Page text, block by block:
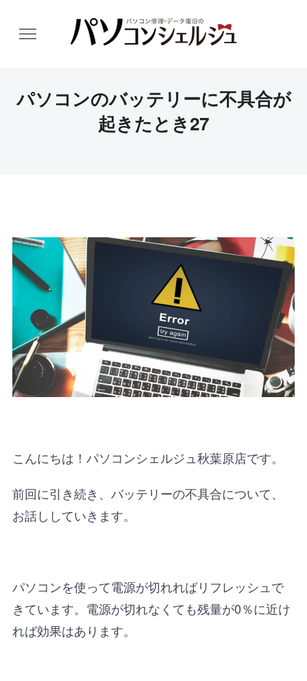
パソコンのバッテリーに不具合が
起きたとき27
こんにちは！パソコンシェルジュ秋葉原店です。
前回に引き続き、バッテリーの不具合について、
お話ししていきます。
パソコンを使って電源が切れればリフレッシュで
きています。電源が切れなくても残量が0％に近け
れば効果はあります。